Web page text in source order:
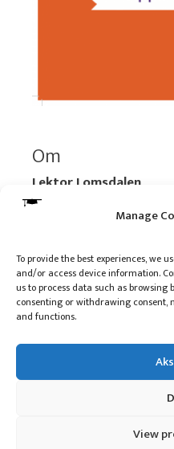
Manage
To provide the best experiences, we
and/or access device information.
us to process data such as browsing
consenting or withdrawing
and functions.
View
Om
Lektor Lomsdalen
Organisasjonsnummer:
Les mer:Om selskapet
Les mer:Om reklame